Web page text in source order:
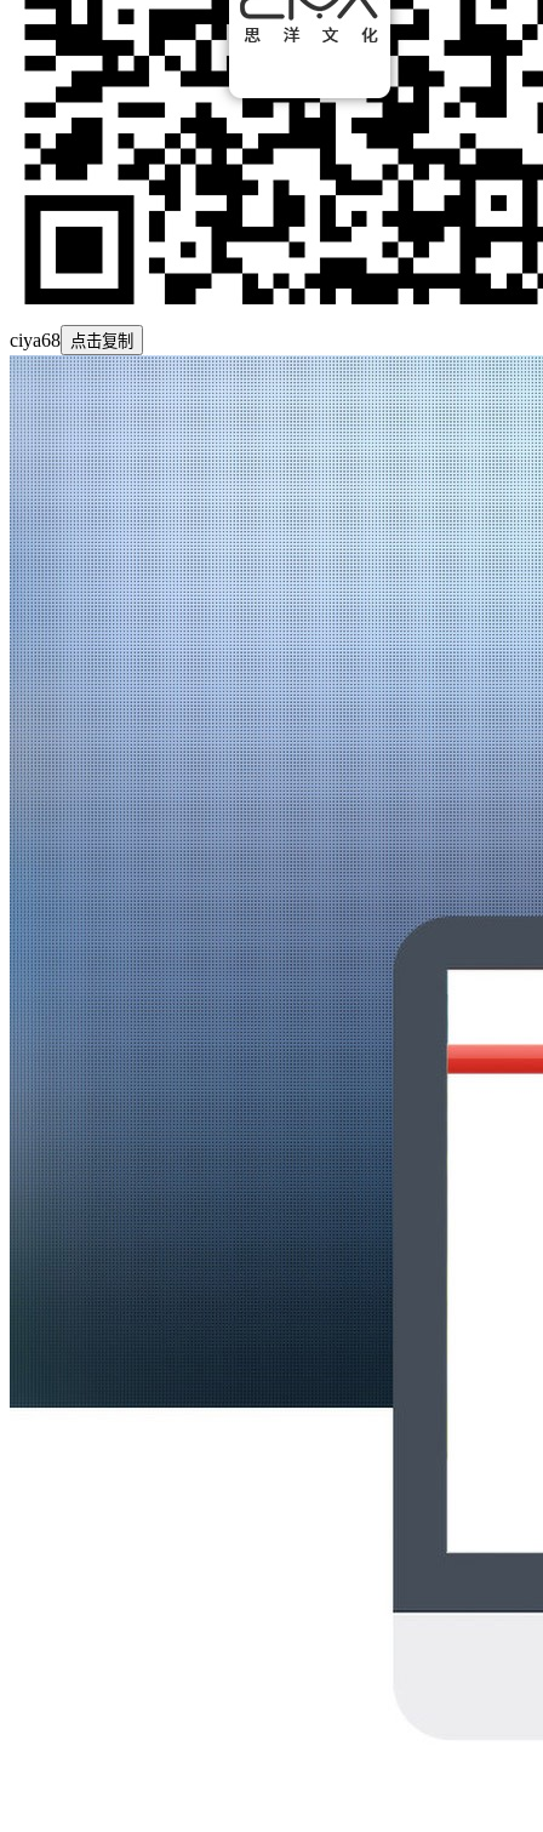
ciya68 点击复制